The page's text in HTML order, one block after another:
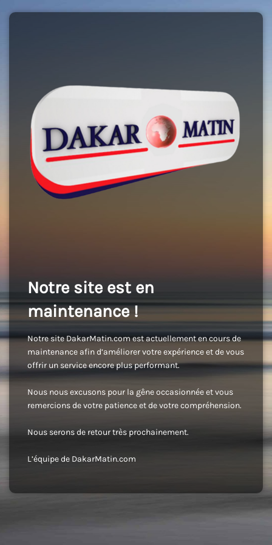
Notre site est en
maintenance !
Notre site DakarMatin.com est actuellement en cours de
maintenance afin d’améliorer votre expérience et de vous
offrir un service encore plus performant.
Nous nous excusons pour la gêne occasionnée et vous
remercions de votre patience et de votre compréhension.
Nous serons de retour très prochainement.
L’équipe de DakarMatin.com